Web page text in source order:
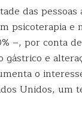
das
psicoterapia
–, por conta
e
o
Unidos, um